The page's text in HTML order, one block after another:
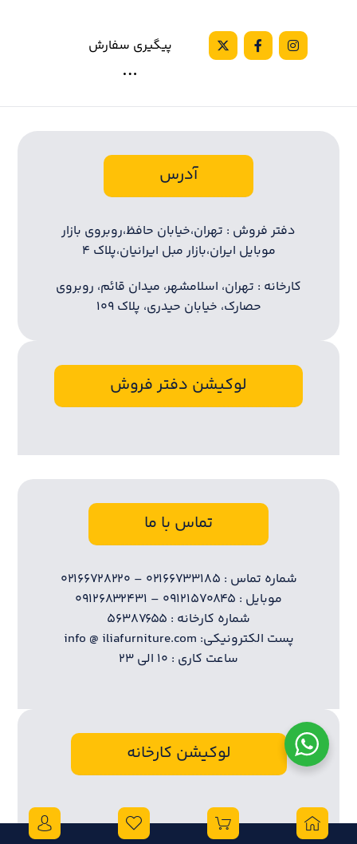
پیگیری سفارش
آدرس
دفتر فروش : تهران،خیابان حافظ،روبروی بازار
موبایل ایران،بازار مبل ایرانیان،پلاک ۴
کارخانه : تهران، اسلامشهر، میدان قائم، روبروی
حصارک، خیابان حیدری، پلاک ۱۰۹
لوکیشن دفتر فروش
تماس با ما
شماره تماس : ۰۲۱۶۶۷۳۳۱۸۵ – ۰۲۱۶۶۷۲۸۲۲۰
موبایل : ۰۹۱۲۱۵۷۰۸۴۵ – ۰۹۱۲۶۸۳۲۴۳۱
شماره کارخانه : ۵۶۳۸۷۶۵۵
پست الکترونیکی: info @ iliafurniture.com
ساعت کاری : ۱۰ الی ۲۳
لوکیشن کارخانه